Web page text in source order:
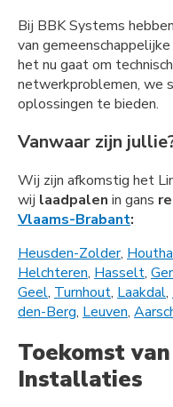
Bij BBK Systems
van
het nu gaat om
netwerkproblemen, we
oplossingen te bieden.
Vanwaar zijn
Wij zijn afkomstig het
wij laadpalen in gans
Vlaams-Brabant:
Heusden-Zolder,
Helchteren, Hasselt,
Geel, Turnhout, Laakdal,
den-Berg, Leuven,
Toekomst
Installaties